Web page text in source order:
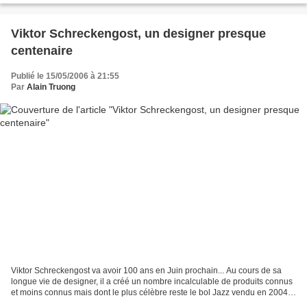
Viktor Schreckengost, un designer presque
centenaire
Publié le 15/05/2006 à 21:55
Par Alain Truong
Viktor Schreckengost va avoir 100 ans en Juin prochain... Au cours de sa
longue vie de designer, il a créé un nombre incalculable de produits connus
et moins connus mais dont le plus célèbre reste le bol Jazz vendu en 2004